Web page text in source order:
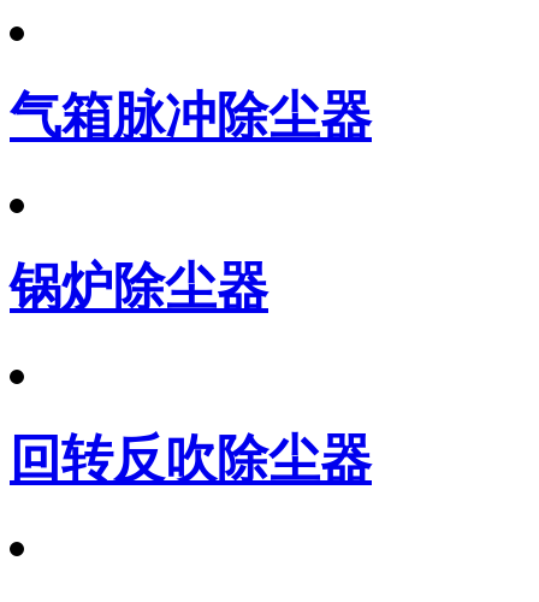
气箱脉冲除尘器
锅炉除尘器
回转反吹除尘器